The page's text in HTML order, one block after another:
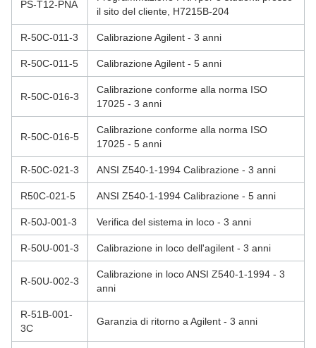
PS-T12-PNA
il sito del cliente, H7215B-204
R-50C-011-3 Calibrazione Agilent - 3 anni
R-50C-011-5 Calibrazione Agilent - 5 anni
R-50C-016-3
Calibrazione conforme alla norma ISO
17025 - 3 anni
R-50C-016-5
Calibrazione conforme alla norma ISO
17025 - 5 anni
R-50C-021-3 ANSI Z540-1-1994 Calibrazione - 3 anni
R50C-021-5 ANSI Z540-1-1994 Calibrazione - 5 anni
R-50J-001-3 Verifica del sistema in loco - 3 anni
R-50U-001-3 Calibrazione in loco dell'agilent - 3 anni
R-50U-002-3
Calibrazione in loco ANSI Z540-1-1994 - 3
anni
R-51B-001-
3C
Garanzia di ritorno a Agilent - 3 anni